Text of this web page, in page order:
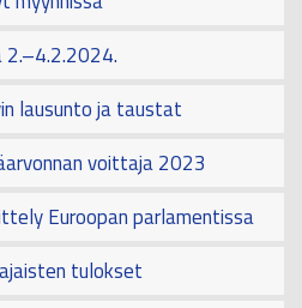
2.–4.2.2024.
lausunto ja taustat
voittaja 2023
Euroopan parlamentissa
tulokset